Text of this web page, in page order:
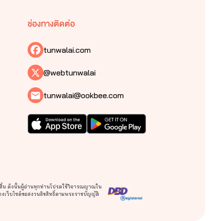
ช่องทางติดต่อ
tunwalai.com
@webtunwalai
tunwalai@ookbee.com
สิ้น ดังนั้นผู้อ่านทุกท่านโปรดใช้วิจารณญาณใน
เว็บไซต์ขอสงวนลิขสิทธิ์ตามพระราชบัญญัติ